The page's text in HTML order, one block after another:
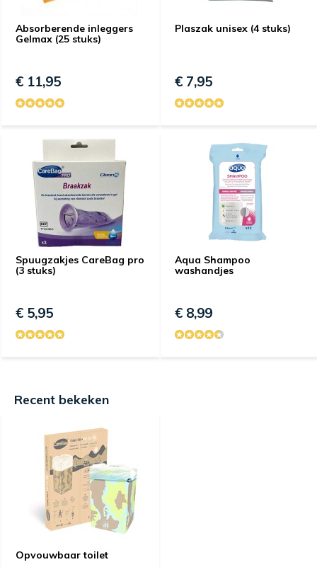
Absorberende inleggers
Gelmax (25 stuks)
€ 11,95
Plaszak unisex (4 stuks)
€ 7,95
Spuugzakjes CareBag pro
(3 stuks)
€ 5,95
Aqua Shampoo
washandjes
€ 8,99
Recent bekeken
Opvouwbaar toilet